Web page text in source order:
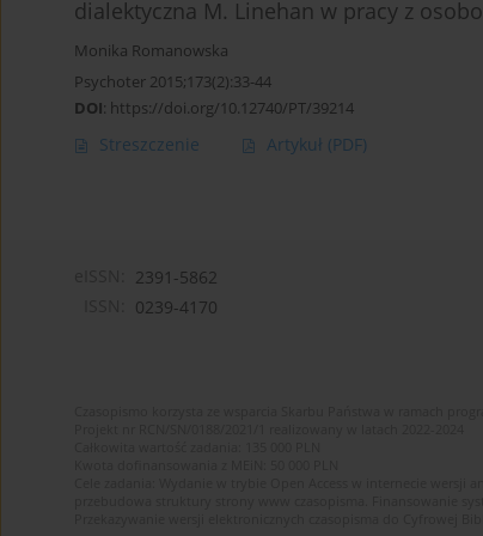
dialektyczna M. Linehan w pracy z
Monika Romanowska
Psychoter 2015;173(2):33-44
DOI: https://doi.org/10.12740/PT/39214
Streszczenie Artykuł (PDF)
2391-5862
0239-4170